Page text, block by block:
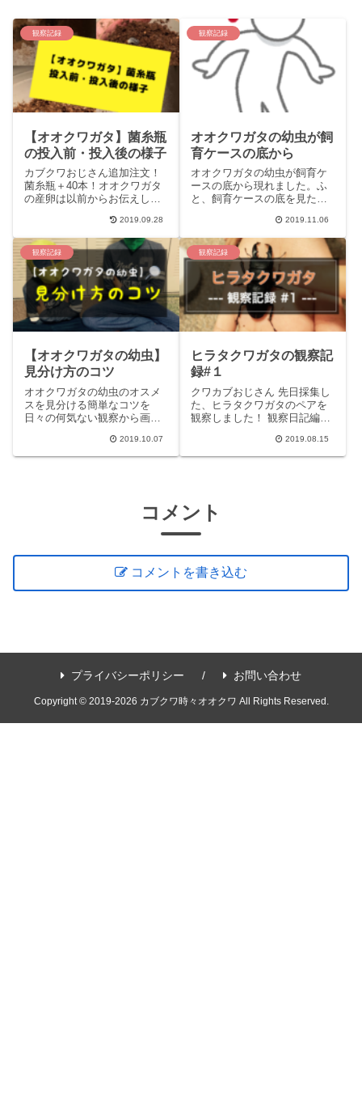
観察記録
【オオクワガタ】菌糸瓶
の投入前・投入後の様子
カブクワおじさん追加注文！
菌糸瓶＋40本！オオクワガタ
の産卵は以前からお伝えして
た。相当数の卵あるいは幼虫
を採取し、
2019.09.28
観察記録
オオクワガタの幼虫が飼
育ケースの底から
オオクワガタの幼虫が飼育ケ
ースの底から現れました。ふ
と、飼育ケースの底を見たと
した。びっくりです。2019.11.06
観察記録
【オオクワガタの幼虫】
見分け方のコツ
オオクワガタの幼虫のオスメ
スを見分ける簡単なコツを
日々の何気ない観察から画像
2019.10.07
観察記録
ヒラタクワガタの観察記
録#１
クワカブおじさん 先日採集し
た、ヒラタクワガタのペアを
観察しました！ 観察日記編先
したヒラタクワガタの観察を
してみ
2019.08.15
コメント
コメントを書き込む
プライバシーポリシー お問い合わせ
Copyright © 2019-2026 カブクワ時々オオクワ All Rights Reserved.